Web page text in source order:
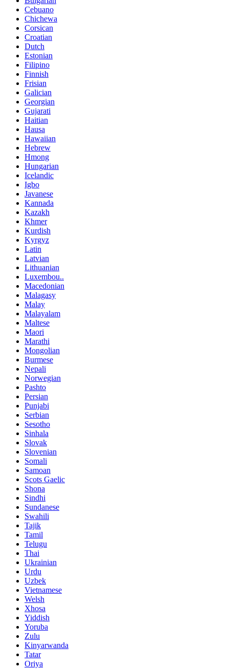
Cebuano
Chichewa
Corsican
Croatian
Dutch
Estonian
Filipino
Finnish
Frisian
Galician
Georgian
Gujarati
Haitian
Hausa
Hawaiian
Hebrew
Hmong
Hungarian
Icelandic
Igbo
Javanese
Kannada
Kazakh
Khmer
Kurdish
Kyrgyz
Latin
Latvian
Lithuanian
Luxembou..
Macedonian
Malagasy
Malay
Malayalam
Maltese
Maori
Marathi
Mongolian
Burmese
Nepali
Norwegian
Pashto
Persian
Punjabi
Serbian
Sesotho
Sinhala
Slovak
Slovenian
Somali
Samoan
Scots Gaelic
Shona
Sindhi
Sundanese
Swahili
Tajik
Tamil
Telugu
Thai
Ukrainian
Urdu
Uzbek
Vietnamese
Welsh
Xhosa
Yiddish
Yoruba
Zulu
Kinyarwanda
Tatar
Oriya